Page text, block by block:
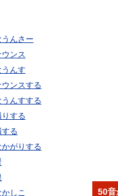
うんさー
ウンス
んす
ウンスする
うんすする
りする
する
かがりする
しこ
50音